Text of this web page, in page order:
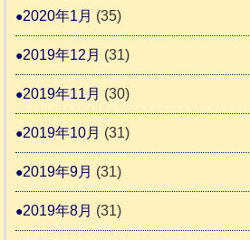
2020年1月 (35)
2019年12月 (31)
2019年11月 (30)
2019年10月 (31)
2019年9月 (31)
2019年8月 (31)